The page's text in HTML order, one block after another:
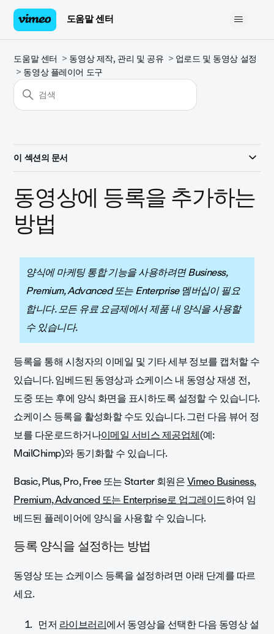
도움말 센터
도움말 센터 동영상 제작, 관리 및 공유
업로드 및 동영상 설정
동영상 플레이어 도구
이 섹션의 문서
동영상에 등록을 추가하는
방법
양식에 마케팅 통합 기능을 사용하려면 Business,
Premium, Advanced 또는 Enterprise 멤버십이 필요
합니다. 모든 유료 요금제에서 제품 내 양식을 사용할
수 있습니다.
등록을 통해 시청자의 이메일 및 기타 세부 정보를 캡처할 수
있습니다. 임베드된 동영상과 쇼케이스 내 동영상 재생 전,
도중 또는 후에 양식 화면을 표시하도록 설정할 수 있습니다.
쇼케이스 등록을 활성화할 수도 있습니다. 그런 다음 뷰어 정
보를 다운로드하거나이메일 서비스 제공업체(예:
MailChimp)와 동기화할 수 있습니다.
Basic, Plus, Pro, Free 또는 Starter 회원은Vimeo Business,
Premium, Advanced 또는 Enterprise로 업그레이드하여 임
베드된 플레이어에 양식을 사용할 수 있습니다.
등록 양식을 설정하는 방법
동영상 또는 쇼케이스 등록을 설정하려면 아래 단계를 따르
세요.
먼저라이브러리에서 동영상을 선택한 다음 동영상 설